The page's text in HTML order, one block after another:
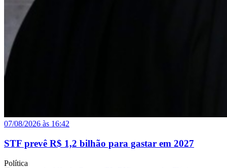
07/08/2026 às 16:42
STF prevê R$ 1,2 bilhão para gastar em 2027
Política